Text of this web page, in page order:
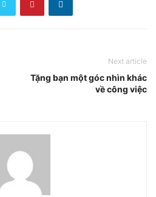
Next article
Tặng bạn một góc nhìn khác
về công việc